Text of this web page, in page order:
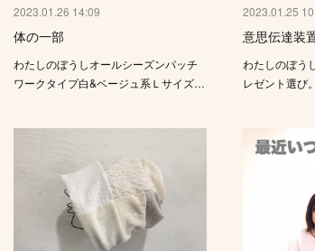
2023.01.26 14:09
体の一部
わたしのぼうしオールシーズンパッチ
ワークタイプ白&ベージュ系Ｌサイズ…
2023.01.25
意思伝達装
わたしのぼう
レゼント選び